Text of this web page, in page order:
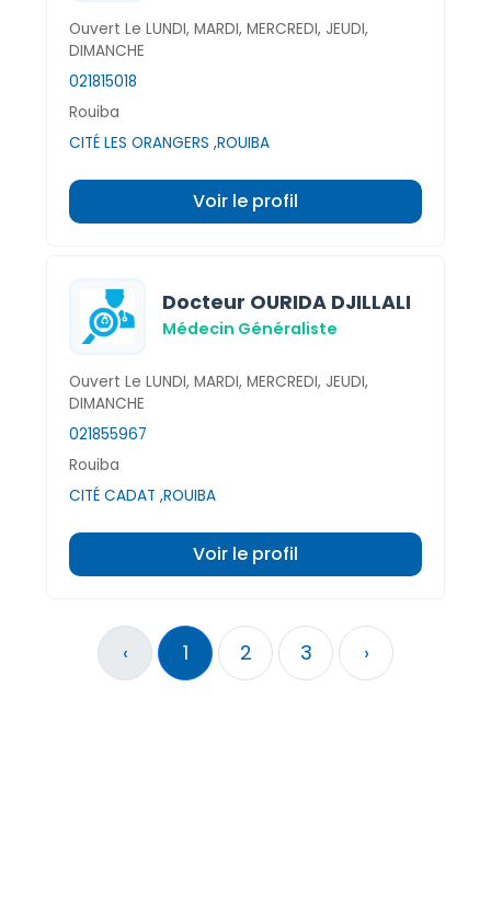
Ouvert Le LUNDI, MARDI, MERCREDI, JEUDI,
DIMANCHE
021815018
Rouiba
CITÉ LES ORANGERS ,ROUIBA
Voir le profil
Docteur OURIDA DJILLALI
Médecin Généraliste
Ouvert Le LUNDI, MARDI, MERCREDI, JEUDI,
DIMANCHE
021855967
Rouiba
CITÉ CADAT ,ROUIBA
Voir le profil
‹ 1 2 3 ›